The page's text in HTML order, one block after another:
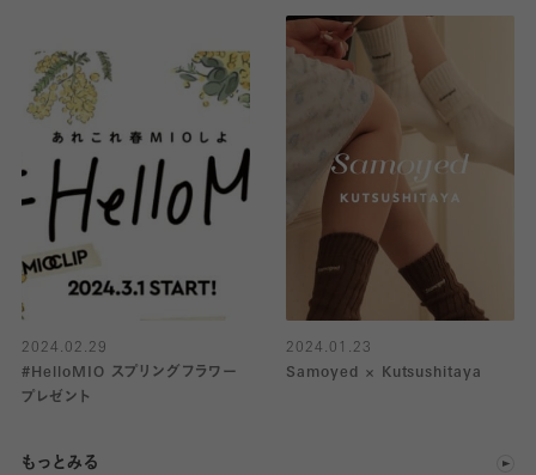
2024.02.29
#HelloMIO スプリングフラワー
プレゼント
2024.01.23
Samoyed × Kutsushitaya
もっとみる